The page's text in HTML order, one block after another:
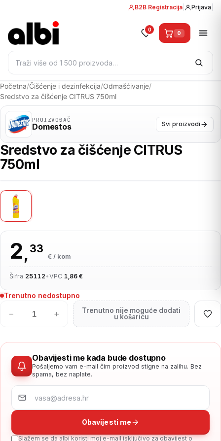
B2B Registracija Prijava
Pretraži:
0 0
Početna/Čišćenje i dezinfekcija/Odmašćivanje/
Sredstvo za čišćenje CITRUS 750ml
PROIZVOĐAČ
Domestos Svi proizvodi
Sredstvo za čišćenje CITRUS
750ml
2,33
€ / kom
Šifra 25112 •VPC 1,86 €
Trenutno nedostupno
− +
Trenutno nije moguće dodati
u košaricu
Obavijesti me kada bude dostupno
Pošaljemo vam e-mail čim proizvod stigne na zalihu. Bez
spama, bez naplate.
Obavijesti me
Slažem se da albi koristi moj e-mail isključivo za obavijest o